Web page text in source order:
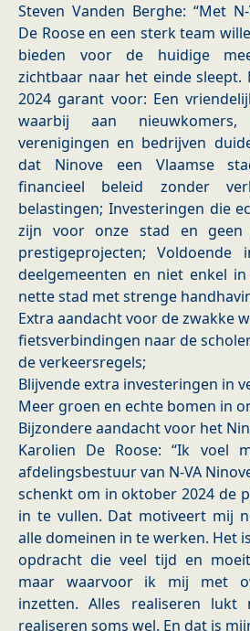
Steven Vanden Berghe: “Met
De Roose en een sterk team
bieden voor de huidige
zichtbaar naar het einde sleept.
2024 garant voor: Een
waarbij aan
verenigingen en bedrijven
dat Ninove een Vlaamse
financieel beleid zonder
belastingen; Investeringen die
zijn voor onze stad en
prestigeprojecten; Voldoende
deelgemeenten en niet enkel
nette stad met strenge
Extra aandacht voor de zwakke
fietsverbindingen naar de
de verkeersregels;
Blijvende extra investeringen in
Meer groen en echte bomen in
Bijzondere aandacht voor het
Karolien De Roose: “Ik voel
afdelingsbestuur van N-VA
schenkt om in oktober 2024 de
in te vullen. Dat motiveert mij
alle domeinen in te werken. Het
opdracht die veel tijd en
maar waarvoor ik mij met
inzetten. Alles realiseren lukt
realiseren soms wel. En dat is